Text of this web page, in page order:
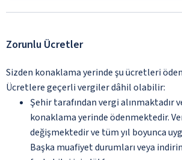
Zorunlu Ücretler
Sizden konaklama yerinde şu ücretleri
Ücretlere geçerli vergiler dâhil olabilir:
Şehir tarafından vergi alınmaktadır
konaklama yerinde ödenmektedir.
değişmektedir ve tüm yıl boyunca
Başka muafiyet durumları veya